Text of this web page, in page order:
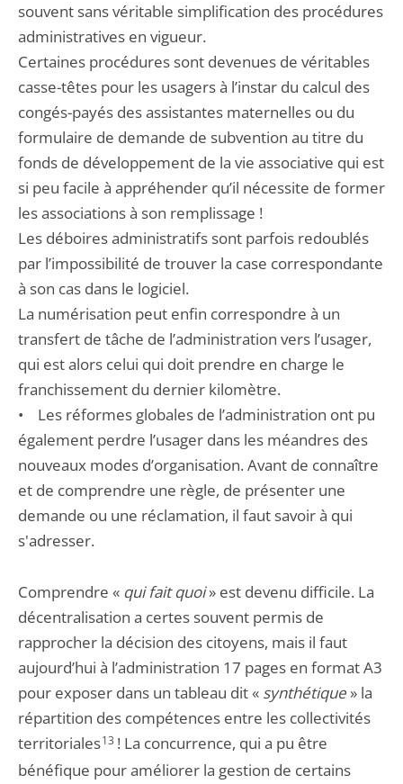
souvent sans véritable simplification des procédures
administratives en vigueur.
Certaines procédures sont devenues de véritables
casse-têtes pour les usagers à l’instar du calcul des
congés-payés des assistantes maternelles ou du
formulaire de demande de subvention au titre du
fonds de développement de la vie associative qui est
si peu facile à appréhender qu’il nécessite de former
les associations à son remplissage !
Les déboires administratifs sont parfois redoublés
par l’impossibilité de trouver la case correspondante
à son cas dans le logiciel.
La numérisation peut enfin correspondre à un
transfert de tâche de l’administration vers l’usager,
qui est alors celui qui doit prendre en charge le
franchissement du dernier kilomètre.
• Les réformes globales de l’administration ont pu
également perdre l’usager dans les méandres des
nouveaux modes d’organisation. Avant de connaître
et de comprendre une règle, de présenter une
demande ou une réclamation, il faut savoir à qui
s'adresser.
Comprendre « qui fait quoi» est devenu difficile. La
décentralisation a certes souvent permis de
rapprocher la décision des citoyens, mais il faut
aujourd’hui à l’administration 17 pages en format A3
pour exposer dans un tableau dit « synthétique » la
répartition des compétences entre les collectivités
territoriales13 ! La concurrence, qui a pu être
bénéfique pour améliorer la gestion de certains